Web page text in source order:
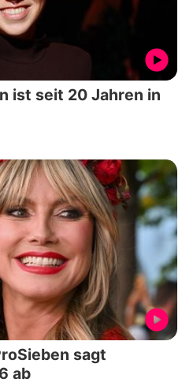
ist seit 20 Jahren in
sagt
ab